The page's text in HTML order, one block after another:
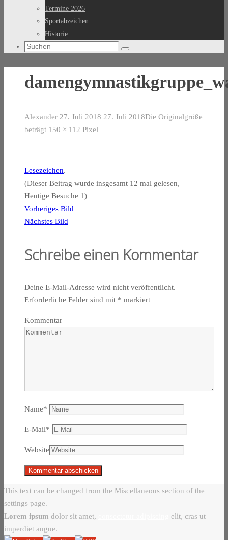
Termine 2026
Sportabzeichen
Historie
Suchen
Suchen
Alexander 27. Juli 2018 27. Juli 2018Die Originalgröße
beträgt 150 × 112 Pixel
Lesezeichen.
(Dieser Beitrag wurde insgesamt 12 mal gelesen,
Heutige Besuche 1)
Vorheriges Bild
Nächstes Bild
Schreibe einen Kommentar
Deine E-Mail-Adresse wird nicht veröffentlicht.
Erforderliche Felder sind mit * markiert
Kommentar
Name*
E-Mail*
Website
This text can be changed from the Miscellaneous section of the
settings page.
Lorem ipsum dolor sit amet,
elit, cras ut
imperdiet augue.